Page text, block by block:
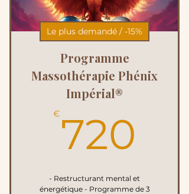
Le plus demandé / -15%
Programme
Massothérapie Phénix
Impérial®
€ 720
- Restructurant mental et
énergétique - Programme de 3